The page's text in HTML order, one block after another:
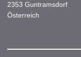
2353 Guntramsdorf
Österreich